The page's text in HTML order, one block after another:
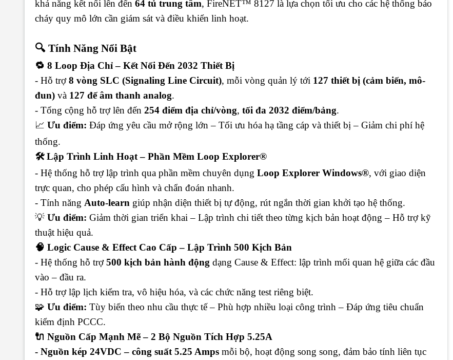
khả năng kết nối lên đến 64 tủ trung tâm, FireNET™ 8127 là lựa chọn tối ưu cho các hệ thống báo
cháy quy mô lớn cần giám sát và điều khiển linh hoạt.
🔍 Tính Năng Nổi Bật
🔁 8 Loop Địa Chỉ – Kết Nối Đến 2032 Thiết Bị
- Hỗ trợ8 vòng SLC (Signaling Line Circuit), mỗi vòng quản lý tới 127 thiết bị (cảm biến, mô-
đun) và 127 đế âm thanh analog.
- Tổng cộng hỗ trợ lên đến 254 điểm địa chỉ/vòng, tối đa 2032 điểm/bảng.
📈 Ưu điểm: Đáp ứng yêu cầu mở rộng lớn – Tối ưu hóa hạ tầng cáp và thiết bị – Giảm chi phí hệ
thống.
🛠 Lập Trình Linh Hoạt – Phần Mềm Loop Explorer®
- Hệ thống hỗ trợ lập trình qua phần mềm chuyên dụng Loop Explorer Windows®, với giao diện
trực quan, cho phép cấu hình và chẩn đoán nhanh.
- Tính năng Auto-learn giúp nhận diện thiết bị tự động, rút ngắn thời gian khởi tạo hệ thống.
💡 Ưu điểm: Giảm thời gian triển khai – Lập trình chi tiết theo từng kịch bản hoạt động – Hỗ trợ kỹ
thuật hiệu quả.
🧠 Logic Cause & Effect Cao Cấp – Lập Trình 500 Kịch Bản
- Hệ thống hỗ trợ500 kịch bản hành động dạng Cause & Effect: lập trình mối quan hệ giữa các đầu
vào – đầu ra.
- Hỗ trợ lập lịch kiểm tra, vô hiệu hóa, và các chức năng test riêng biệt.
🧩 Ưu điểm: Tùy biến theo nhu cầu thực tế – Phù hợp nhiều loại công trình – Đáp ứng tiêu chuẩn
kiểm định PCCC.
🔌 Nguồn Cấp Mạnh Mẽ – 2 Bộ Nguồn Tích Hợp 5.25A
- Nguồn kép 24VDC – công suất 5.25 Amps mỗi bộ, hoạt động song song, đảm bảo tính liên tục